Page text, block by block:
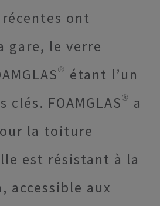
ont
gare, le verre
étant l’un
clés. FOAMGLAS® a
la toiture
est résistant à la
accessible aux